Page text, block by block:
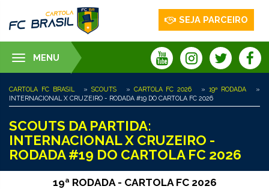
SEJA PARCEIRO
Toggle
navigation
MENU
CARTOLA FC BRASIL » SCOUTS » CARTOLA FC 2026 » 19ª RODADA
»
INTERNACIONAL X CRUZEIRO - RODADA #19 DO CARTOLA FC 2026
SCOUTS DA PARTIDA:
INTERNACIONAL X CRUZEIRO -
RODADA #19 DO CARTOLA FC 2026
19ª RODADA - CARTOLA FC 2026